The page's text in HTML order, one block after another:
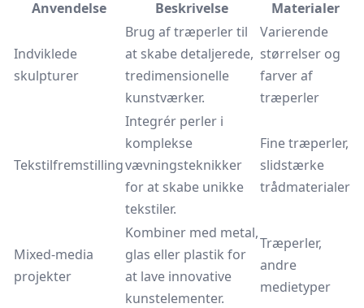
Anvendelse
Beskrivelse Materialer
Indviklede
skulpturer
Brug af træperler til
at skabe detaljerede,
tredimensionelle
kunstværker.
Varierende
størrelser og
farver af
træperler
Tekstilfremstilling
Integrér perler i
komplekse
vævningsteknikker
for at skabe unikke
tekstiler.
Fine træperler,
slidstærke
trådmaterialer
Mixed-media
projekter
Kombiner med metal,
glas eller plastik for
at lave innovative
kunstelementer.
Træperler,
andre
medietyper